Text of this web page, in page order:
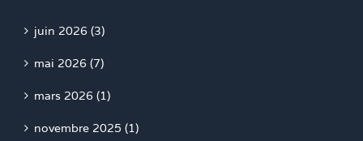
juin 2026 (3)
mai 2026 (7)
mars 2026 (1)
novembre 2025 (1)